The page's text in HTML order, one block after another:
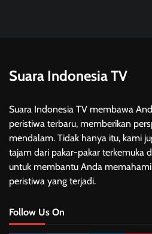
Suara Indonesia TV
Suara Indonesia TV membawa
peristiwa terbaru, memberikan
mendalam. Tidak hanya itu, kami
tajam dari pakar-pakar terkemuka
untuk membantu Anda
peristiwa yang terjadi.
Follow Us On